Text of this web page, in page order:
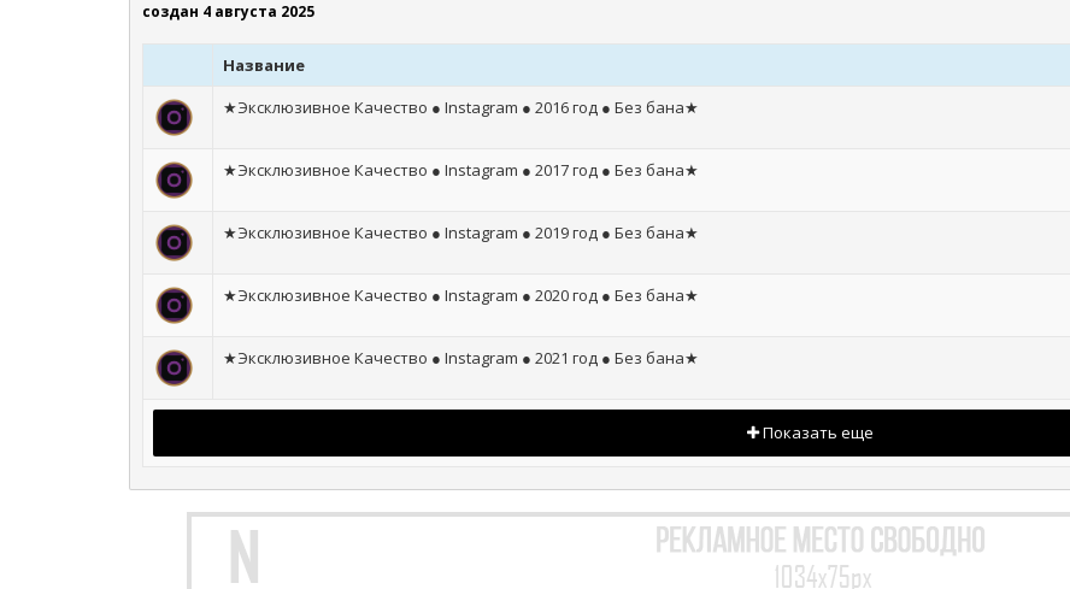
создан 4 августа 2025
Название
★Эксклюзивное Качество ● Instagram ● 2016 год ● Без бана★
★Эксклюзивное Качество ● Instagram ● 2017 год ● Без бана★
★Эксклюзивное Качество ● Instagram ● 2019 год ● Без бана★
★Эксклюзивное Качество ● Instagram ● 2020 год ● Без бана★
★Эксклюзивное Качество ● Instagram ● 2021 год ● Без бана★
Показать еще